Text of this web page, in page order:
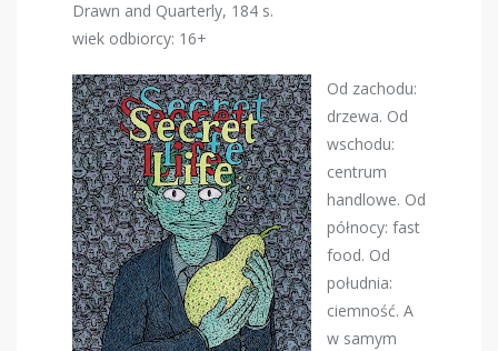
Drawn and Quarterly, 184 s.
wiek odbiorcy: 16+
Od zachodu:
drzewa. Od
wschodu:
centrum
handlowe. Od
północy: fast
food. Od
południa:
ciemność. A
w samym